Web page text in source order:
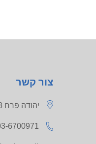
צור קשר
יהודה פרח 8 נתניה
6700971